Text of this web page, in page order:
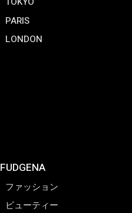
PARIS
LONDON
FUDGENA
ファッション
ビューティー